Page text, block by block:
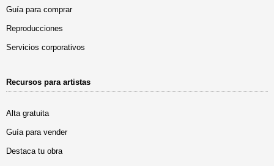
Guía para comprar
Reproducciones
Servicios corporativos
Recursos para artistas
Alta gratuita
Guía para vender
Destaca tu obra